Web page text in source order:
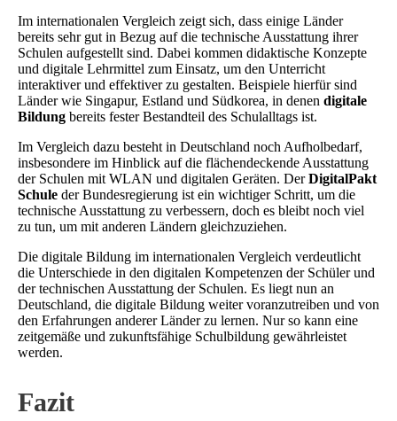
Im internationalen Vergleich zeigt sich, dass einige Länder
bereits sehr gut in Bezug auf die technische Ausstattung ihrer
Schulen aufgestellt sind. Dabei kommen didaktische Konzepte
und digitale Lehrmittel zum Einsatz, um den Unterricht
interaktiver und effektiver zu gestalten. Beispiele hierfür sind
Länder wie Singapur, Estland und Südkorea, in denen digitale
Bildung bereits fester Bestandteil des Schulalltags ist.
Im Vergleich dazu besteht in Deutschland noch Aufholbedarf,
insbesondere im Hinblick auf die flächendeckende Ausstattung
der Schulen mit WLAN und digitalen Geräten. DerDigitalPakt
Schule der Bundesregierung ist ein wichtiger Schritt, um die
technische Ausstattung zu verbessern, doch es bleibt noch viel
zu tun, um mit anderen Ländern gleichzuziehen.
Die digitale Bildung im internationalen Vergleich verdeutlicht
die Unterschiede in den digitalen Kompetenzen der Schüler und
der technischen Ausstattung der Schulen. Es liegt nun an
Deutschland, die digitale Bildung weiter voranzutreiben und von
den Erfahrungen anderer Länder zu lernen. Nur so kann eine
zeitgemäße und zukunftsfähige Schulbildung gewährleistet
werden.
Fazit